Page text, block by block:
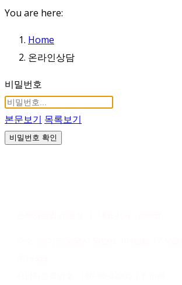
You are here:
Home
온라인상담
비밀번호
본문보기 목록보기
비밀번호 확인